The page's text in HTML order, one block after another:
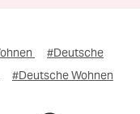
#Deutsche
#Deutsche Wohnen